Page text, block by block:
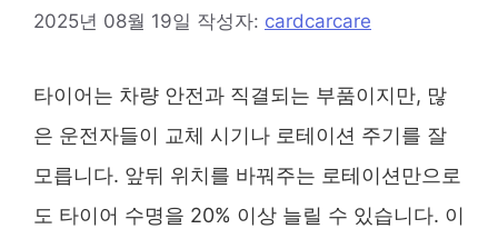
2025년 08월 19일 작성자: cardcarcare
타이어는 차량 안전과 직결되는 부품이지만, 많
은 운전자들이 교체 시기나 로테이션 주기를 잘
모릅니다. 앞뒤 위치를 바꿔주는 로테이션만으로
도 타이어 수명을 20% 이상 늘릴 수 있습니다. 이